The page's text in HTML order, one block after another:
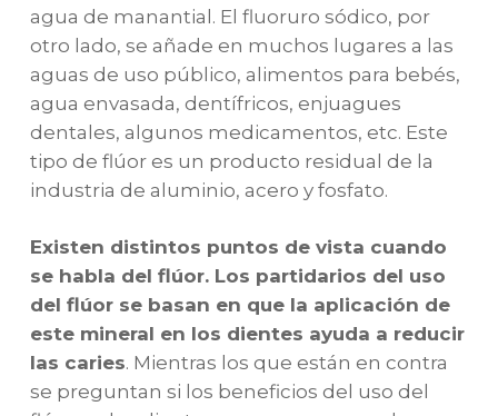
agua de manantial. El fluoruro sódico, por
otro lado, se añade en muchos lugares a las
aguas de uso público, alimentos para bebés,
agua envasada, dentífricos, enjuagues
dentales, algunos medicamentos, etc. Este
tipo de flúor es un producto residual de la
industria de aluminio, acero y fosfato.
Existen distintos puntos de vista cuando
se habla del flúor. Los partidarios del uso
del flúor se basan en que la aplicación de
este mineral en los dientes ayuda a reducir
las caries. Mientras los que están en contra
se preguntan si los beneficios del uso del